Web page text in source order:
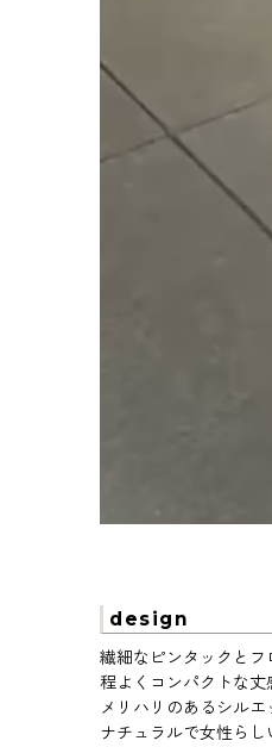
design
繊細なピンタックとフ
程よくコンパクトな
メリハリのあるシルエ
ナチュラルで女性らし